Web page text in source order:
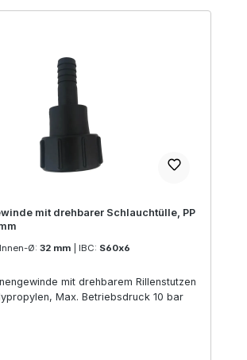
mit drehbarer Schlauchtülle, PP
Ø: 32 mm IBC: S60x6
mit drehbarem Rillenstutzen
Max. Betriebsdruck 10 bar